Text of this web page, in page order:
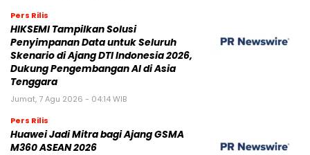
Pers Rilis
HIKSEMI Tampilkan Solusi
Penyimpanan Data untuk Seluruh
Skenario di Ajang DTI Indonesia 2026,
Dukung Pengembangan AI di Asia
Tenggara
Jumat, 7 Agu 2026 - 04:14 WIB
Pers Rilis
Huawei Jadi Mitra bagi Ajang GSMA
M360 ASEAN 2026